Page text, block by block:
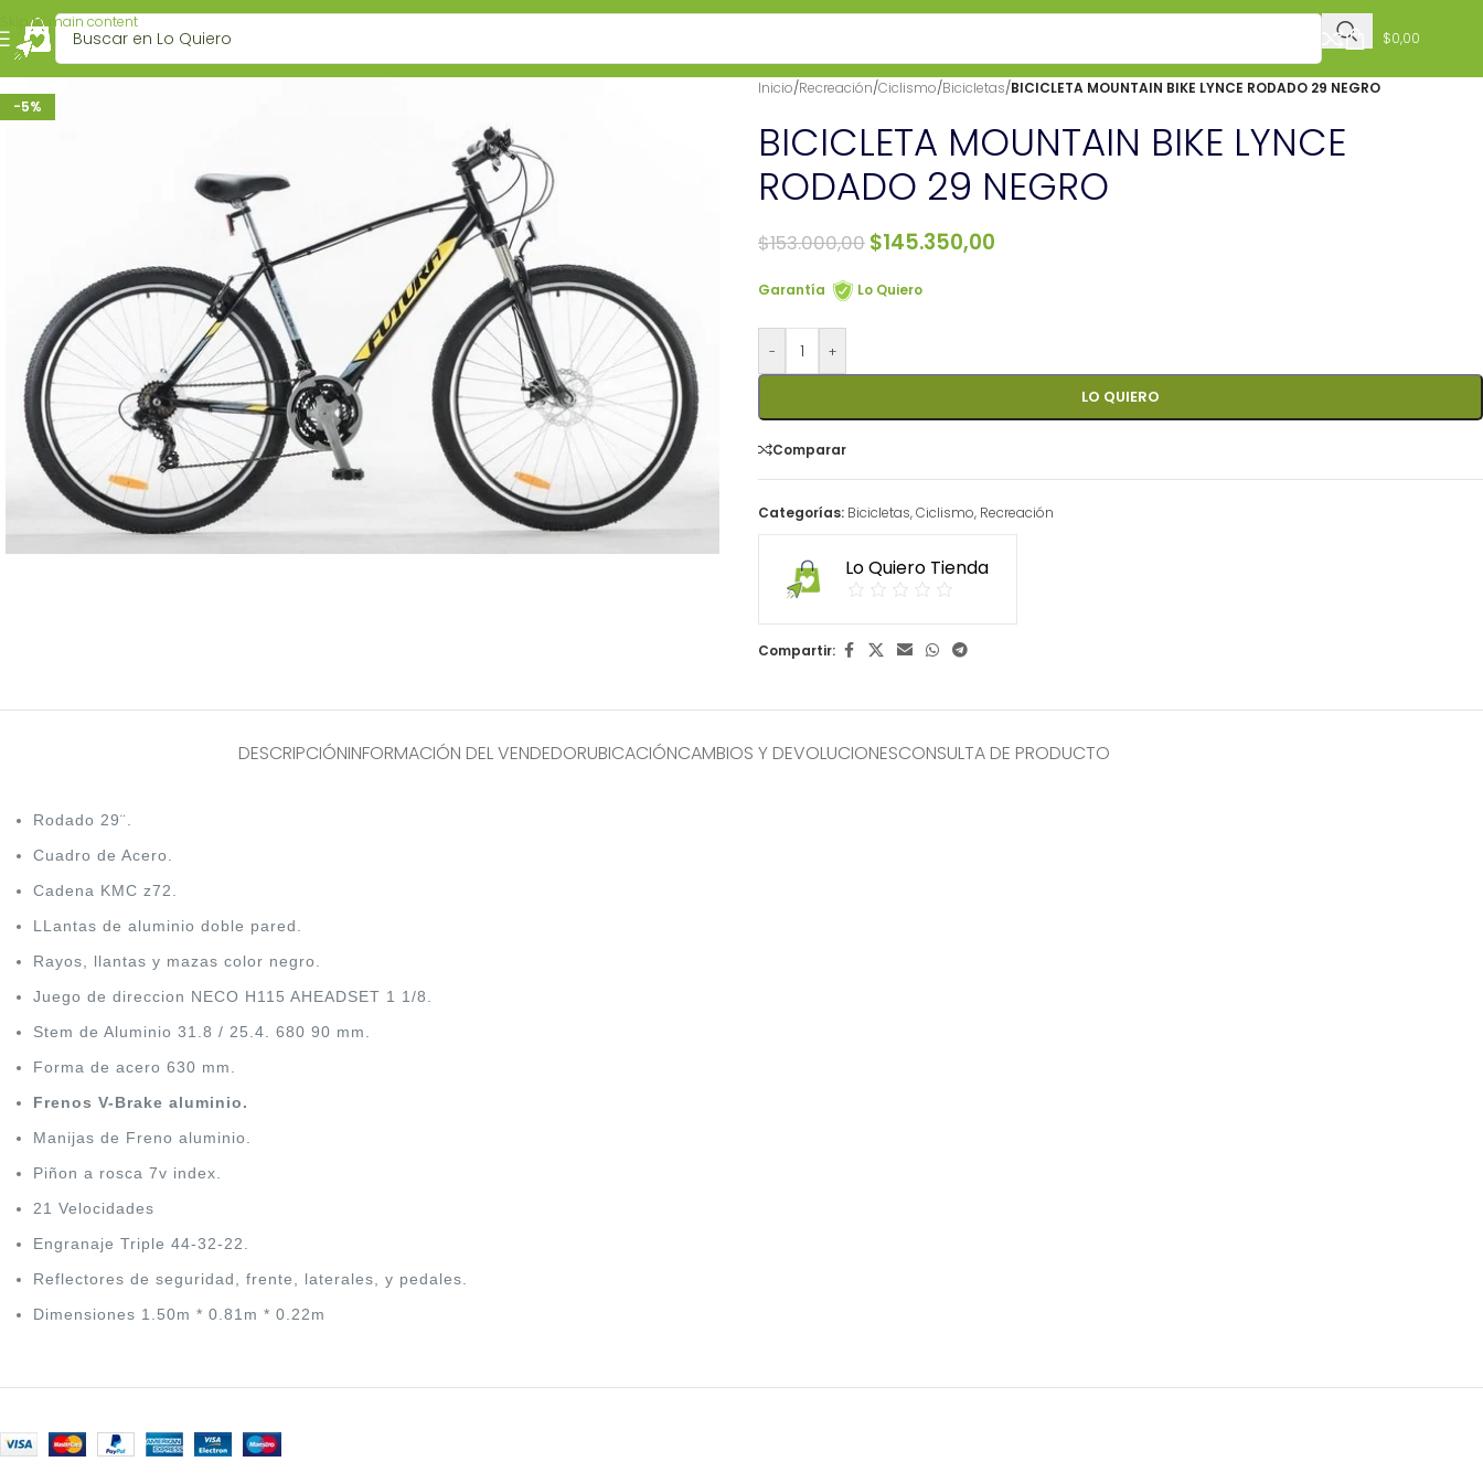
Skip to main content
$0,00
-5%
Inicio/Recreación/Ciclismo/Bicicletas/BICICLETA MOUNTAIN BIKE LYNCE RODADO 29 NEGRO
BICICLETA MOUNTAIN BIKE LYNCE
RODADO 29 NEGRO
$153.000,00 $145.350,00
Garantía Lo Quiero
- +
LO QUIERO
Comparar
Categorías: Bicicletas,Ciclismo, Recreación
Lo Quiero Tienda
Compartir:
DESCRIPCIÓNINFORMACIÓN DEL VENDEDORUBICACIÓNCAMBIOS Y DEVOLUCIONESCONSULTA DE PRODUCTO
Rodado 29¨.
Cuadro de Acero.
Cadena KMC z72.
LLantas de aluminio doble pared.
Rayos, llantas y mazas color negro.
Juego de direccion NECO H115 AHEADSET 1 1/8.
Stem de Aluminio 31.8 / 25.4. 680 90 mm.
Forma de acero 630 mm.
Frenos V-Brake aluminio.
Manijas de Freno aluminio.
Piñon a rosca 7v index.
21 Velocidades
Engranaje Triple 44-32-22.
Reflectores de seguridad, frente, laterales, y pedales.
Dimensiones 1.50m * 0.81m * 0.22m